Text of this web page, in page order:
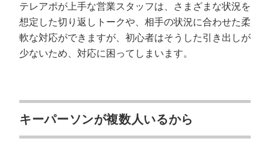
テレアポが上手な営業スタッフは、さまざまな状況を
想定した切り返しトークや、相手の状況に合わせた柔
軟な対応ができますが、初心者はそうした引き出しが
少ないため、対応に困ってしまいます。
キーパーソンが複数人いるから